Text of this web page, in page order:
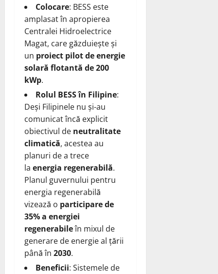
Colocare: BESS este
amplasat în apropierea
Centralei Hidroelectrice
Magat, care găzduiește și
un proiect pilot de energie
solară flotantă de 200
kWp.
Rolul BESS în Filipine:
Deși Filipinele nu și-au
comunicat încă explicit
obiectivul de neutralitate
climatică, acestea au
planuri de a trece
la energia regenerabilă.
Planul guvernului pentru
energia regenerabilă
vizează o participare de
35% a energiei
regenerabileîn mixul de
generare de energie al țării
până în 2030.
Beneficii: Sistemele de